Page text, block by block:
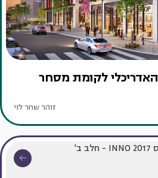
לקומת מסחר
זוהר שחר לוי